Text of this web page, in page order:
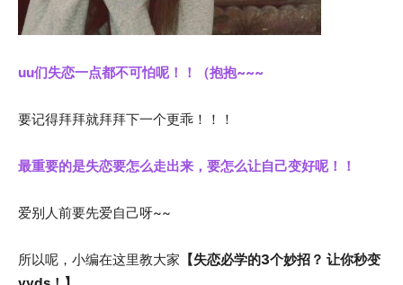
uu们失恋一点都不可怕呢！！（抱抱~~~
要记得拜拜就拜拜下一个更乖！！！
最重要的是失恋要怎么走出来，要怎么让自己变好呢！！
爱别人前要先爱自己呀~~
所以呢，小编在这里教大家 【失恋必学的3个妙招？ 让你秒变